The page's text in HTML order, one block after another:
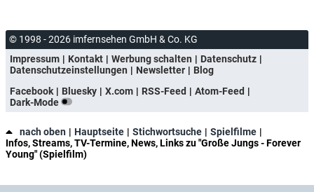
© 1998 - 2026 imfernsehen GmbH & Co. KG
Impressum
Kontakt Werbung schalten
Datenschutz
Datenschutzeinstellungen
Newsletter
Blog
Facebook
Bluesky X.com RSS-Feed
Atom-Feed
Dark-Mode
nach oben Hauptseite Stichwortsuche
Spielfilme
Infos, Streams, TV-Termine, News, Links zu "Große Jungs - Forever
Young" (Spielfilm)